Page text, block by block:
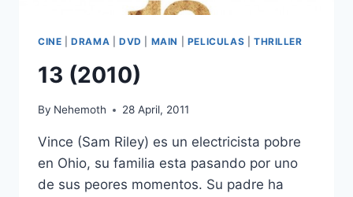
CINE |DRAMA DVD MAIN PELICULAS THRILLER
13 (2010)
By Nehemoth 28 April, 2011
Vince (Sam Riley) es un electricista pobre
en Ohio, su familia esta pasando por uno
de sus peores momentos. Su padre ha